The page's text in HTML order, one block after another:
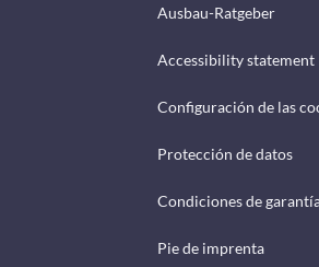
Ausbau-Ratgeber
Accessibility statement
Configuración de las
Protección de datos
Condiciones de
Pie de imprenta